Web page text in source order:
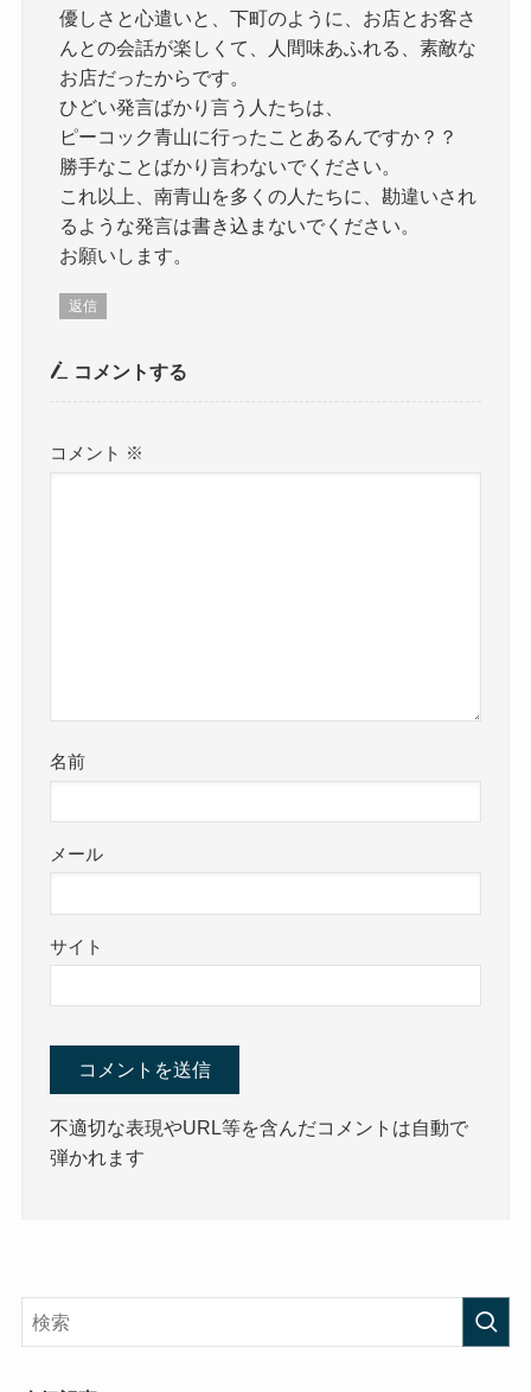
優しさと心遣いと、下町のように、お店とお客さ
んとの会話が楽しくて、人間味あふれる、素敵な
お店だったからです。
ひどい発言ばかり言う人たちは、
ピーコック青山に行ったことあるんですか？？
勝手なことばかり言わないでください。
これ以上、南青山を多くの人たちに、勘違いされ
るような発言は書き込まないでください。
お願いします。
返信
コメントする
コメント ※
名前
メール
サイト
不適切な表現やURL等を含んだコメントは自動で
弾かれます